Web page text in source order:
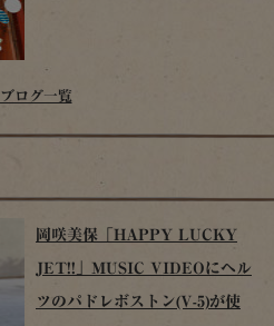
ブログ一覧
岡咲美保「HAPPY LUCKY
JET!!」MUSIC VIDEOにヘル
ツのパドレボストン(V-5)が使